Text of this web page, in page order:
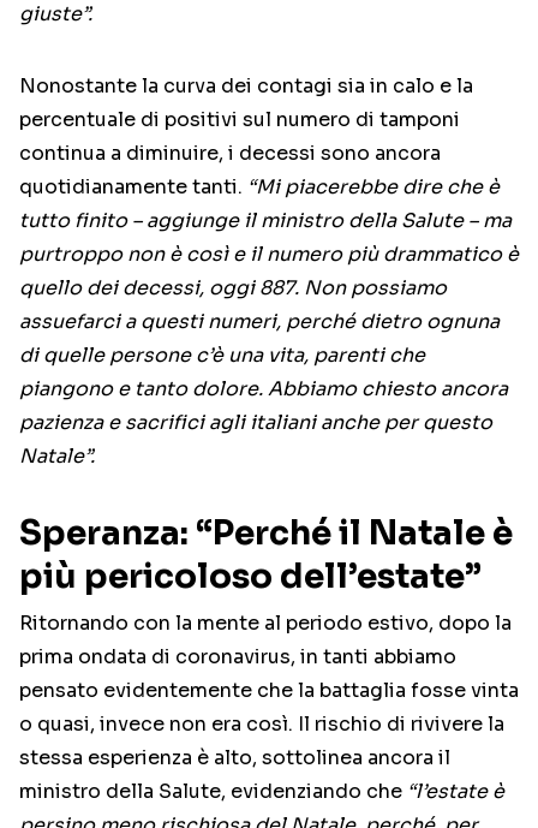
giuste”.
Nonostante la curva dei contagi sia in calo e la
percentuale di positivi sul numero di tamponi
continua a diminuire, i decessi sono ancora
quotidianamente tanti. “Mi piacerebbe dire che è
tutto finito – aggiunge il ministro della Salute – ma
purtroppo non è così e il numero più drammatico è
quello dei decessi, oggi 887. Non possiamo
assuefarci a questi numeri, perché dietro ognuna
di quelle persone c’è una vita, parenti che
piangono e tanto dolore. Abbiamo chiesto ancora
pazienza e sacrifici agli italiani anche per questo
Natale”.
Speranza: “Perché il Natale è
più pericoloso dell’estate”
Ritornando con la mente al periodo estivo, dopo la
prima ondata di coronavirus, in tanti abbiamo
pensato evidentemente che la battaglia fosse vinta
o quasi, invece non era così. Il rischio di rivivere la
stessa esperienza è alto, sottolinea ancora il
ministro della Salute, evidenziando che “l’estate è